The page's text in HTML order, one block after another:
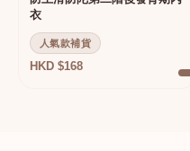
衣
人氣款補貨
HKD $168